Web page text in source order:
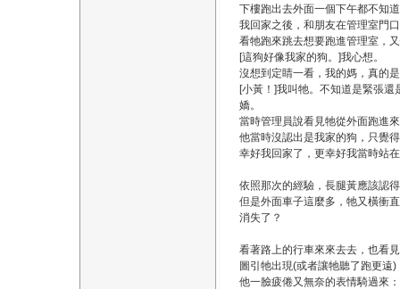
下樓跑出去外面一個下午都不知
我回家之後，和朋友在管理室門
看牠跑來跳去想要跑進管理室，
[這狗好像我家的狗。]我心想。
沒想到定睛一看，我的媽，真的
[小黃！]我叫牠。不知道是緊張
嬌。
當時管理員說看見牠從外面跑進
他當時沒認出是我家的狗，只覺
幸好我回家了，更幸好我當時站
依照那次的經驗，長腿黃應該認
但是外面車子這麼多，牠又橫衝
消失了？
看著路上的行車來來去去，也看
圖引牠出現(或者讓牠聽了跑更遠
他一臉疲倦又無奈的表情騎過來